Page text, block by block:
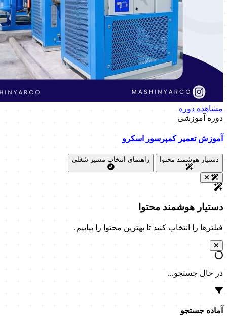
مشاهده دوره
دوره آموزشی
آموزش تعمیر کمپرسور اسکرو
دستیار هوشمند محتوا راهنمای انتخاب مسیر شغلی
دستیار هوشمند محتوا
فیلترها را انتخاب کنید تا بهترین محتوا را بیابیم.
در حال جستجو...
آماده جستجو